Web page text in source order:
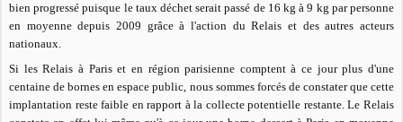
bien progressé puisque le taux déchet serait passé de 16 kg à 9 kg par personne
en moyenne depuis 2009 grâce à l'action du Relais et des autres acteurs
nationaux.
Si les Relais à Paris et en région parisienne comptent à ce jour plus d'une
centaine de bornes en espace public, nous sommes forcés de constater que cette
implantation reste faible en rapport à la collecte potentielle restante. Le Relais